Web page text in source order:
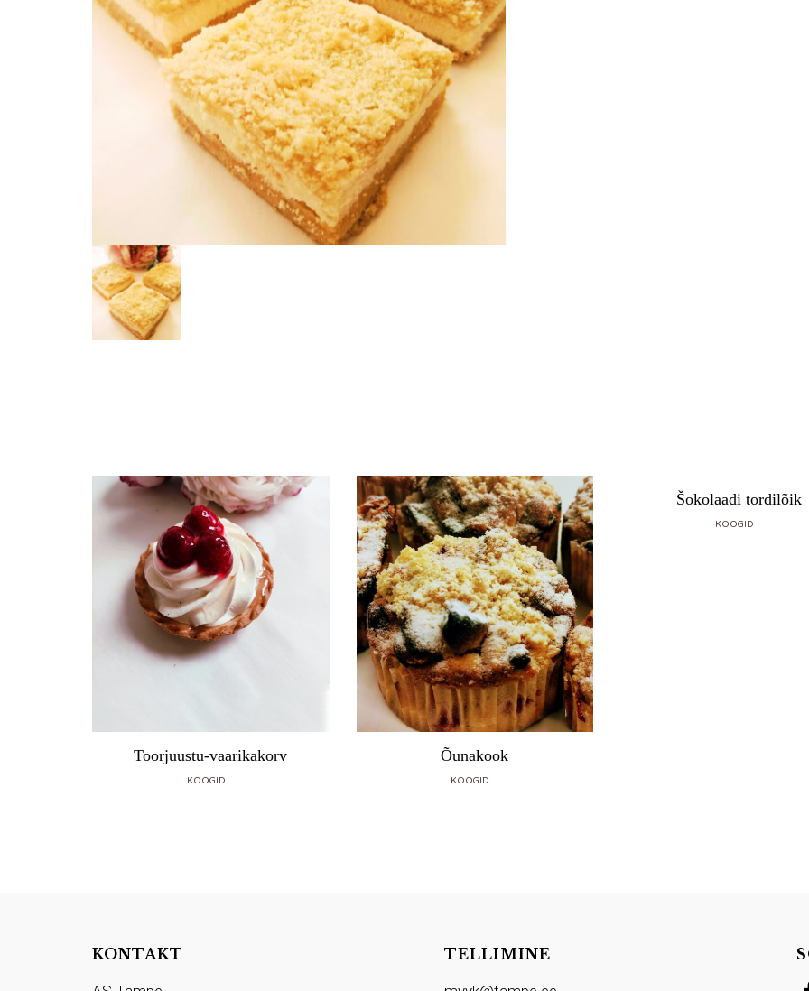
Toorjuustu-vaarikakorv
KOOGID
Õunakook
KOOGID
Šokolaadi tordilõik
KOOGID
KONTAKT TELLIMINE